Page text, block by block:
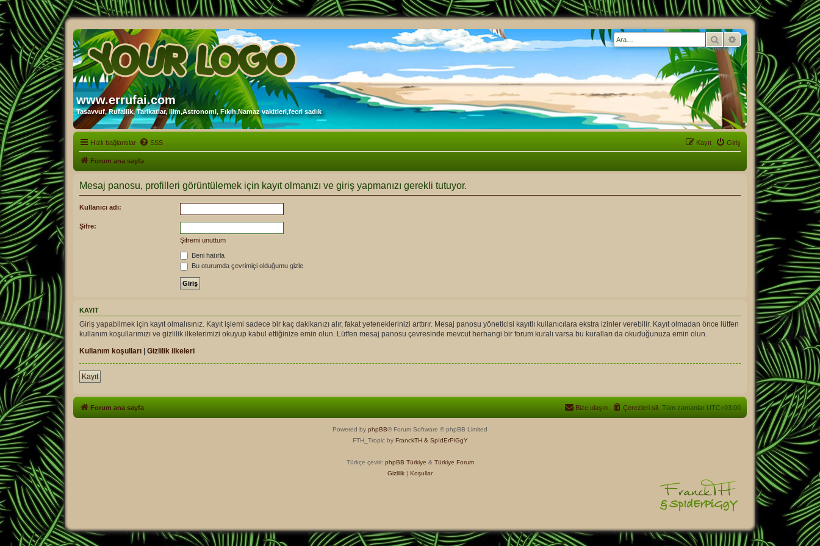
www.errufai.com
Tasavvuf, Rufailik, Tarikatlar, ilim,Astronomi, Fıkıh,Namaz vakitleri,fecri sadık
Ara Gelişmiş arama
Hızlı bağlantılar SSS Giriş
Kayıt
Forum ana sayfa
Mesaj panosu, profilleri görüntülemek için kayıt olmanızı ve giriş yapmanızı gerekli tutuyor.
Kullanıcı adı:
Şifre:
Şifremi unuttum
Beni hatırla
Bu oturumda çevrimiçi olduğumu gizle
KAYIT
Giriş yapabilmek için kayıt olmalısınız. Kayıt işlemi sadece bir kaç dakikanızı alır, fakat yeteneklerinizi arttırır. Mesaj panosu yöneticisi kayıtlı kullanıcılara ekstra izinler verebilir. Kayıt olmadan önce lütfen
kullanım koşullarımızı ve gizlilik ilkelerimizi okuyup kabul ettiğinize emin olun. Lütfen mesaj panosu çevresinde mevcut herhangi bir forum kuralı varsa bu kuralları da okuduğunuza emin olun.
Kullanım koşulları
Gizlilik ilkeleri
Kayıt
Forum ana sayfa Tüm zamanlar UTC+03:00
Çerezleri sil
Bize ulaşın
Powered by phpBB® Forum Software © phpBB Limited
FTH_Tropic by FranckTH & SpIdErPiGgY
Türkçe çeviri: phpBB Türkiye & Türkiye Forum
Gizlilik | Koşullar